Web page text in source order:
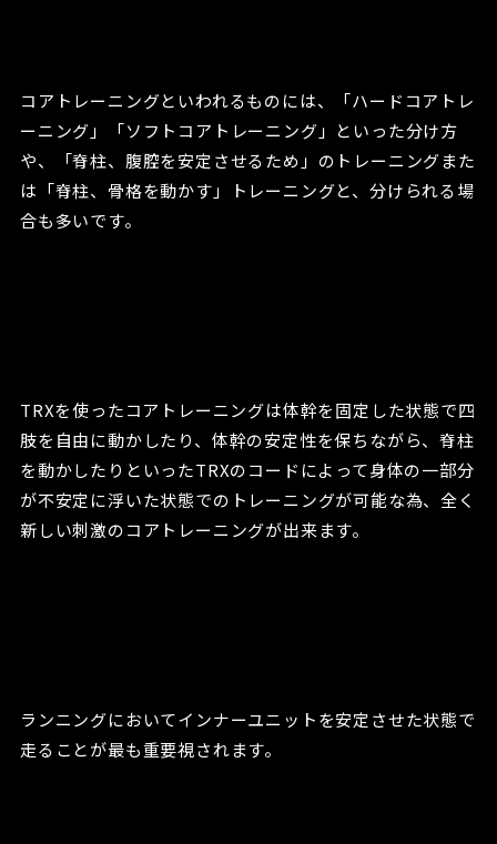
コアトレーニングといわれるものには、「ハードコアトレ
ーニング」「ソフトコアトレーニング」といった分け方
や、「脊柱、腹腔を安定させるため」のトレーニングまた
は「脊柱、骨格を動かす」トレーニングと、分けられる場
合も多いです。
TRXを使ったコアトレーニングは体幹を固定した状態で四
肢を自由に動かしたり、体幹の安定性を保ちながら、脊柱
を動かしたりといったTRXのコードによって身体の一部分
が不安定に浮いた状態でのトレーニングが可能な為、全く
新しい刺激のコアトレーニングが出来ます。
ランニングにおいてインナーユニットを安定させた状態で
走ることが最も重要視されます。